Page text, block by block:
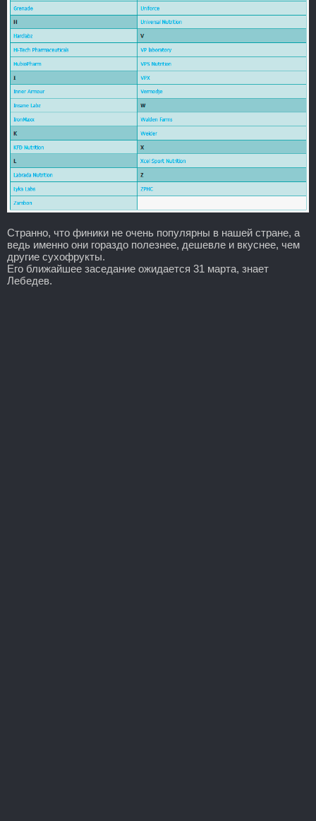
Странно, что финики не очень популярны в нашей стране, а
ведь именно они гораздо полезнее, дешевле и вкуснее, чем
другие сухофрукты.
Его ближайшее заседание ожидается 31 марта, знает
Лебедев.